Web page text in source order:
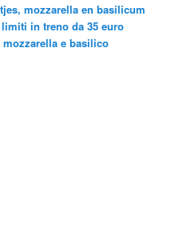
mozzarella en basilicum
in treno da 35 euro
e basilico